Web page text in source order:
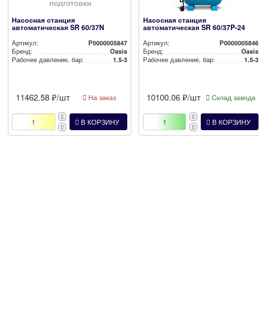
Насосная станция
автоматическая SR 60/37N
Артикул:
Р0000005847
Бренд:
Oasis
Рабочее давление, бар:
1.5-3
11462.58 ₽/шт На заказ
В КОРЗИНУ
Насосная станция
автоматическая SR 60/37P-24
Артикул:
Р0000005846
Бренд:
Oasis
Рабочее давление, бар:
1.5-3
10100.06 ₽/шт Склад завода
В КОРЗИНУ